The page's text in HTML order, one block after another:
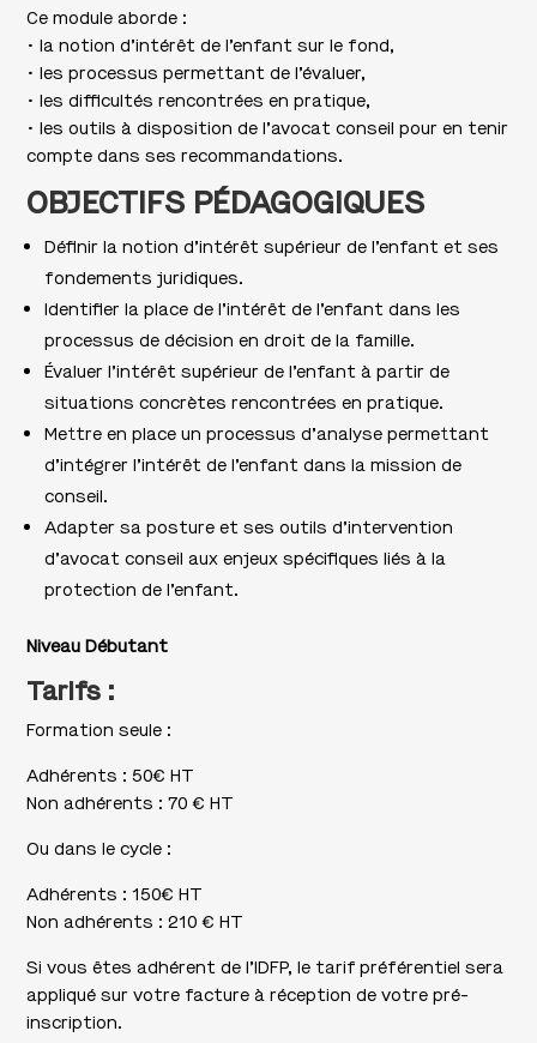
Ce module aborde :
• la notion d’intérêt de l’enfant sur le fond,
• les processus permettant de l’évaluer,
• les difficultés rencontrées en pratique,
• les outils à disposition de l’avocat conseil pour en tenir
compte dans ses recommandations.
OBJECTIFS PÉDAGOGIQUES
Définir la notion d’intérêt supérieur de l’enfant et ses
fondements juridiques.
Identifier la place de l’intérêt de l’enfant dans les
processus de décision en droit de la famille.
Évaluer l’intérêt supérieur de l’enfant à partir de
situations concrètes rencontrées en pratique.
Mettre en place un processus d’analyse permettant
d’intégrer l’intérêt de l’enfant dans la mission de
conseil.
Adapter sa posture et ses outils d’intervention
d’avocat conseil aux enjeux spécifiques liés à la
protection de l’enfant.
Niveau Débutant
Tarifs :
Formation seule :
Adhérents : 50€ HT
Non adhérents : 70 € HT
Ou dans le cycle :
Adhérents : 150€ HT
Non adhérents : 210 € HT
Si vous êtes adhérent de l’IDFP, le tarif préférentiel sera
appliqué sur votre facture à réception de votre pré-
inscription.